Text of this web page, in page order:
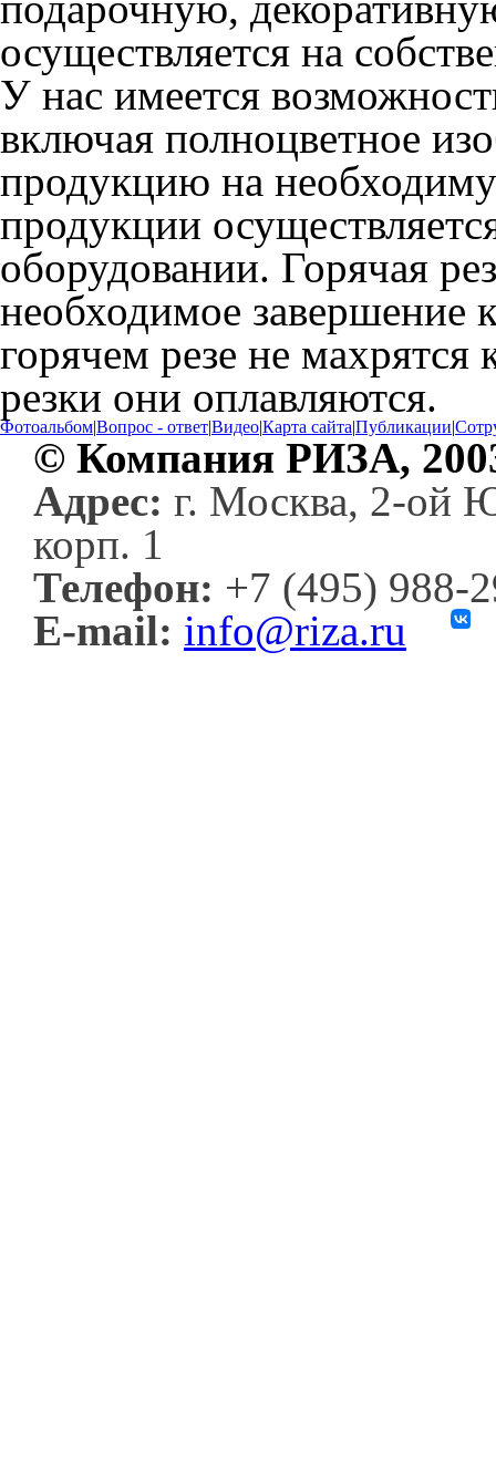
осуществляется на
У нас имеется
включая полноцветное
продукцию на
продукции
оборудовании. Горячая
необходимое завершение
горячем резе не махрятся
резки они оплавляются.
Фотоальбом|Вопрос - ответ|Видео|Карта сайта|Публикации|
© Компания РИЗА,
Адрес: г. Москва, 2-ой
корп. 1
Телефон: +7 (495) 988-
E-mail: info@riza.ru